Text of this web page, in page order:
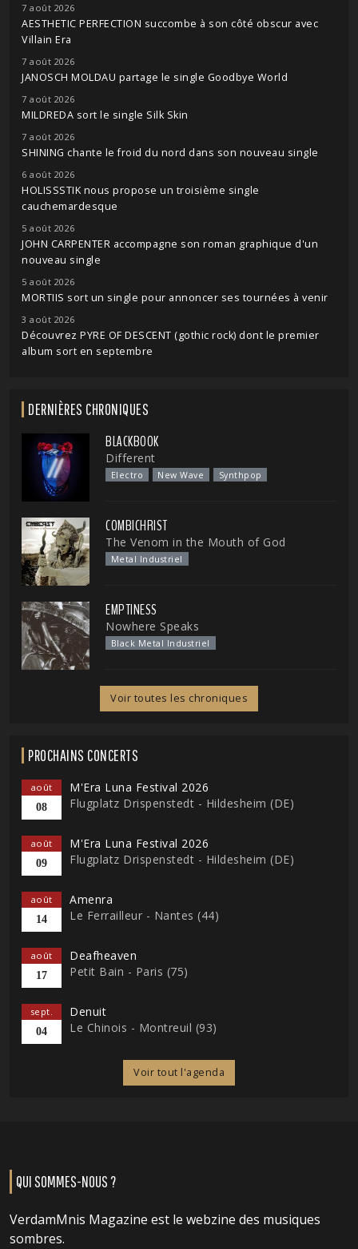
7 août 2026
AESTHETIC PERFECTION succombe à son côté obscur avec
Villain Era
7 août 2026
JANOSCH MOLDAU partage le single Goodbye World
7 août 2026
MILDREDA sort le single Silk Skin
7 août 2026
SHINING chante le froid du nord dans son nouveau single
6 août 2026
HOLISSSTIK nous propose un troisième single
cauchemardesque
5 août 2026
JOHN CARPENTER accompagne son roman graphique d'un
nouveau single
5 août 2026
MORTIIS sort un single pour annoncer ses tournées à venir
3 août 2026
Découvrez PYRE OF DESCENT (gothic rock) dont le premier
album sort en septembre
DERNIÈRES CHRONIQUES
BLACKBOOK
Different
Electro New Wave Synthpop
COMBICHRIST
The Venom in the Mouth of God
Metal Industriel
EMPTINESS
Nowhere Speaks
Black Metal Industriel
Voir toutes les chroniques
PROCHAINS CONCERTS
août
08
M'Era Luna Festival 2026
Flugplatz Drispenstedt - Hildesheim (DE)
août
09
M'Era Luna Festival 2026
Flugplatz Drispenstedt - Hildesheim (DE)
août
14
Amenra
Le Ferrailleur - Nantes (44)
août
17
Deafheaven
Petit Bain - Paris (75)
sept.
04
Denuit
Le Chinois - Montreuil (93)
Voir tout l'agenda
QUI SOMMES-NOUS ?
VerdamMnis Magazine est le webzine des musiques
sombres.